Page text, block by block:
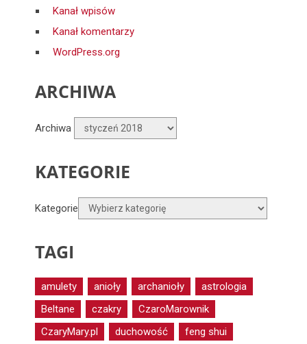
Kanał wpisów
Kanał komentarzy
WordPress.org
ARCHIWA
Archiwa
KATEGORIE
Kategorie
TAGI
amulety anioły archanioły
astrologia
Beltane
czakry
CzaroMarownik
CzaryMary.pl
duchowość
feng shui